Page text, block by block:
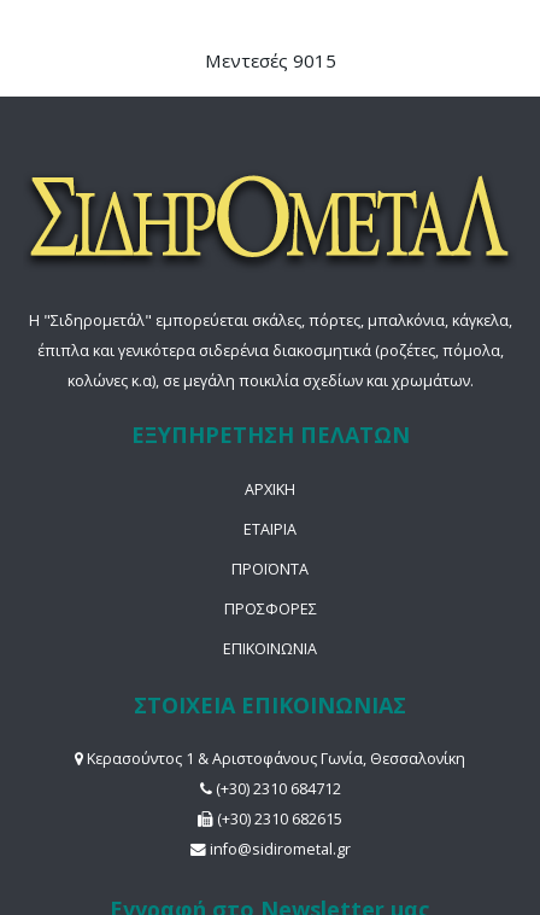
Μεντεσές 9015
Η "Σιδηρομετάλ" εμπορεύεται σκάλες, πόρτες, μπαλκόνια, κάγκελα,
έπιπλα και γενικότερα σιδερένια διακοσμητικά (ροζέτες, πόμολα,
κολώνες κ.α), σε μεγάλη ποικιλία σχεδίων και χρωμάτων.
ΕΞΥΠΗΡΕΤΗΣΗ ΠΕΛΑΤΩΝ
ΑΡΧΙΚΗ
ΕΤΑΙΡΙΑ
ΠΡΟΪΟΝΤΑ
ΠΡΟΣΦΟΡΕΣ
ΕΠΙΚΟΙΝΩΝΙΑ
ΣΤΟΙΧΕΙΑ ΕΠΙΚΟΙΝΩΝΙΑΣ
Κερασούντος 1 & Αριστοφάνους Γωνία, Θεσσαλονίκη
(+30) 2310 684712
(+30) 2310 682615
info@sidirometal.gr
Εγγραφή στο Newsletter μας